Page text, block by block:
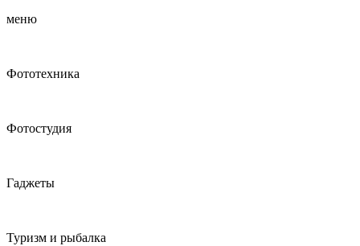
меню
Фототехника
Фотостудия
Гаджеты
Туризм и рыбалка